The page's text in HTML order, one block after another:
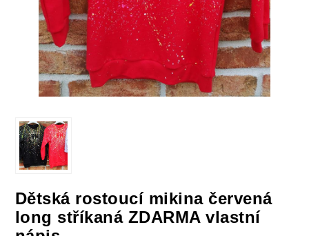
Dětská rostoucí mikina červená
long stříkaná ZDARMA vlastní